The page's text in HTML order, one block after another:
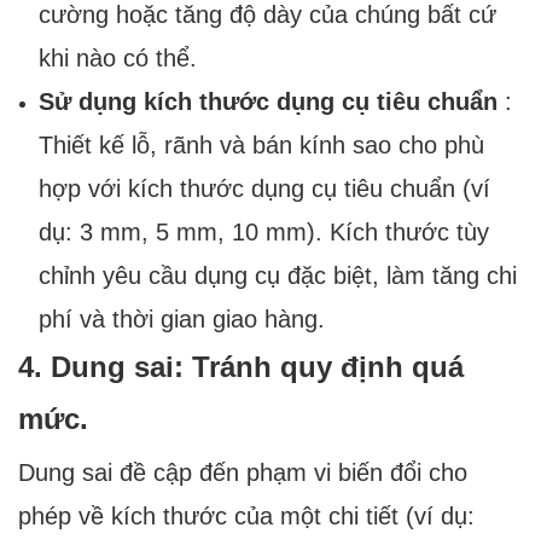
cường hoặc tăng độ dày của chúng bất cứ
khi nào có thể.
Sử dụng kích thước dụng cụ tiêu chuẩn :
Thiết kế lỗ, rãnh và bán kính sao cho phù
hợp với kích thước dụng cụ tiêu chuẩn (ví
dụ: 3 mm, 5 mm, 10 mm). Kích thước tùy
chỉnh yêu cầu dụng cụ đặc biệt, làm tăng chi
phí và thời gian giao hàng.
4. Dung sai: Tránh quy định quá
mức.
Dung sai đề cập đến phạm vi biến đổi cho
phép về kích thước của một chi tiết (ví dụ: